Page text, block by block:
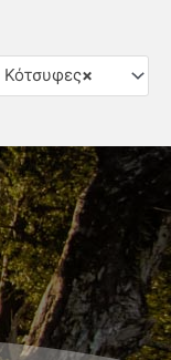
×
Κότσυφες